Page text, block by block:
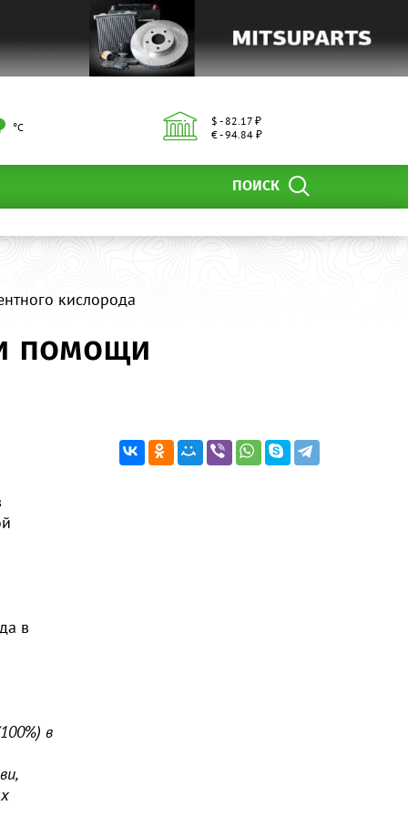
°С
$ - 82.17 ₽
€ - 94.84 ₽
ПОИСК
кислорода
помощи
в
в